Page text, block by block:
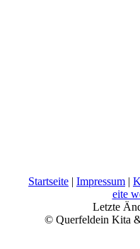
Startseite | Impressum |
eite
Letzte
© Querfeldein Kita